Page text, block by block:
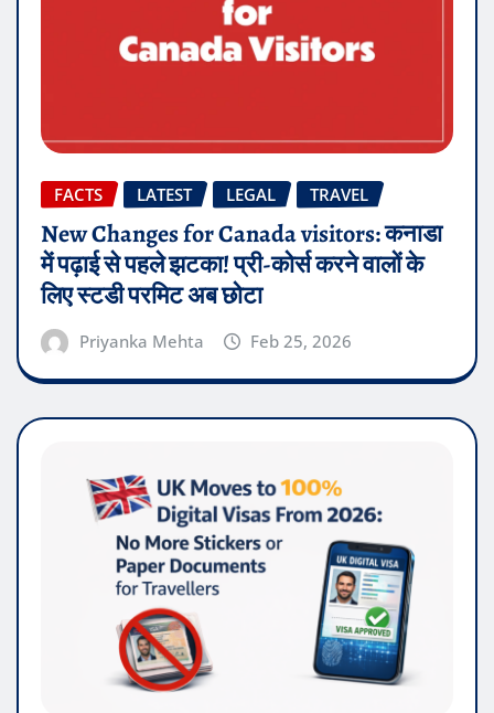
FACTS LATEST LEGAL TRAVEL
New Changes for Canada visitors: कनाडा
में पढ़ाई से पहले झटका! प्री-कोर्स करने वालों के
लिए स्टडी परमिट अब छोटा
Priyanka Mehta Feb 25, 2026